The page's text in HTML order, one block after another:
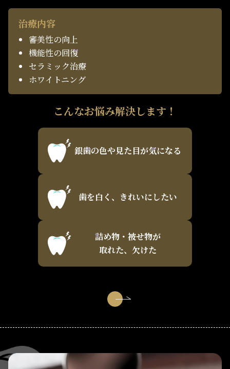
治療内容
審美性の向上
機能性の回復
セラミック治療
ホワイトニング
こんなお悩み解決します！
銀歯の色や見た目が気になる
歯を白く、きれいにしたい
詰め物・被せ物が
取れた、欠けた